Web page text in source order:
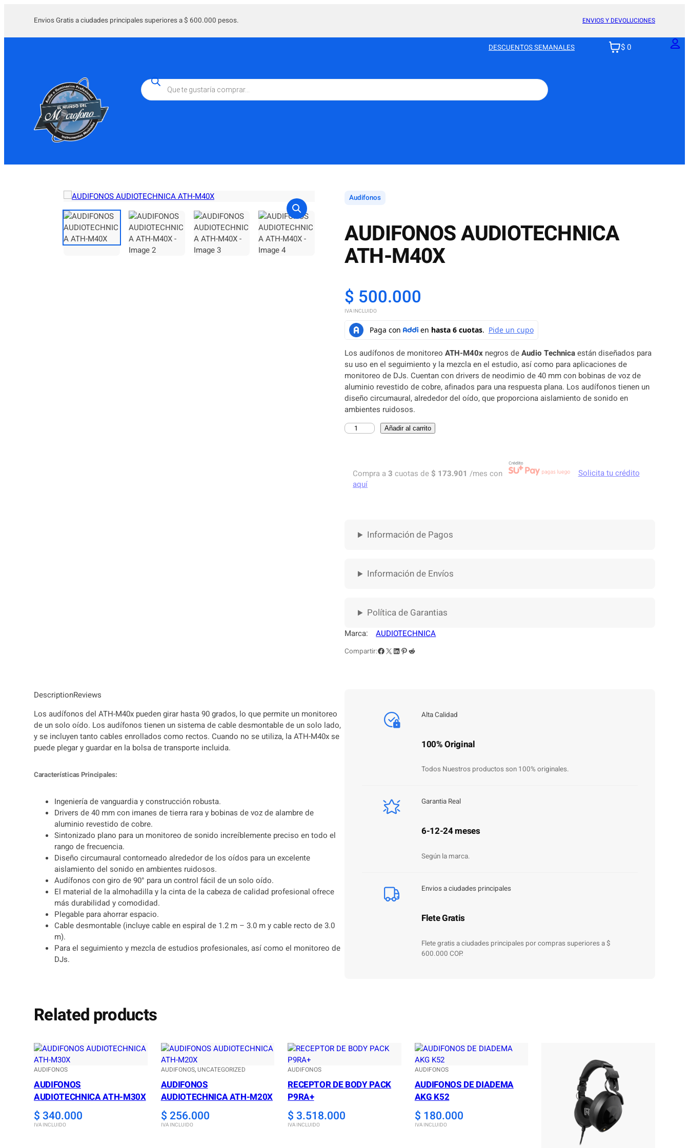
Envios Gratis a ciudades principales superiores a $ 600.000 pesos. ENVIOS Y DEVOLUCIONES
DESCUENTOS SEMANALES $ 0
Búsqueda
de
productos
Audifonos
AUDIFONOS AUDIOTECHNICA
ATH-M40X
$ 500.000
IVA INCLUIDO
Los audífonos de monitoreo ATH-M40x negros deAudio Technicaestán diseñados para
su uso en el seguimiento y la mezcla en el estudio, así como para aplicaciones de
monitoreo de DJs. Cuentan con drivers de neodimio de 40 mm con bobinas de voz de
aluminio revestido de cobre, afinados para una respuesta plana. Los audífonos tienen un
diseño circumaural, alrededor del oído, que proporciona aislamiento de sonido en
ambientes ruidosos.
A
N
C
Añadir al carrito
Compra a3 cuotas de $ 173.901 /mes con
Solicita tu crédito
aquí
Información de Pagos
Información de Envíos
Política de Garantias
Marca: AUDIOTECHNICA
Compartir:Facebook X LinkedIn Pinterest Reddit
DescriptionReviews
Los audífonos del ATH-M40x pueden girar hasta 90 grados, lo que permite un monitoreo
de un solo oído. Los audífonos tienen un sistema de cable desmontable de un solo lado,
y se incluyen tanto cables enrollados como rectos. Cuando no se utiliza, la ATH-M40x se
puede plegar y guardar en la bolsa de transporte incluida.
Características Principales:
Ingeniería de vanguardia y construcción robusta.
Drivers de 40 mm con imanes de tierra rara y bobinas de voz de alambre de
aluminio revestido de cobre.
Sintonizado plano para un monitoreo de sonido increíblemente preciso en todo el
rango de frecuencia.
Diseño circumaural contorneado alrededor de los oídos para un excelente
aislamiento del sonido en ambientes ruidosos.
Audífonos con giro de 90° para un control fácil de un solo oído.
El material de la almohadilla y la cinta de la cabeza de calidad profesional ofrece
más durabilidad y comodidad.
Plegable para ahorrar espacio.
Cable desmontable (incluye cable en espiral de 1.2 m – 3.0 m y cable recto de 3.0
m).
Para el seguimiento y mezcla de estudios profesionales, así como el monitoreo de
DJs.
Alta Calidad
100% Original
Todos Nuestros productos son 100% originales.
Garantia Real
6-12-24 meses
Según la marca.
Envios a ciudades principales
Flete Gratis
Flete gratis a ciudades principales por compras superiores a $
600.000 COP.
Related products
AUDIFONOS
AUDIFONOS
AUDIOTECHNICA ATH-M30X
$340.000
IVA INCLUIDO
AUDIFONOS, UNCATEGORIZED
AUDIFONOS
AUDIOTECHNICA ATH-M20X
$ 256.000
IVA INCLUIDO
AUDIFONOS
RECEPTOR DE BODY PACK
P9RA+
$3.518.000
IVA INCLUIDO
AUDIFONOS
AUDIFONOS DE DIADEMA
AKG K52
$ 180.000
IVA INCLUIDO